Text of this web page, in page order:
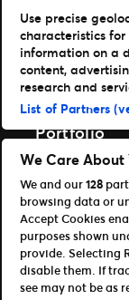
TM1-
Last ned
Ticketmaster
TM1 Reports
TM1 Reports
Portfolio
Ticketmaster
Universe
For
Åpen
Bli affiliate /
Info om API
Use precise
characteristics
information on a
content,
research and
List of Partners
We Care About
We and our128
browsing data or
Accept Cookies
purposes shown
provide. Selecting
disable them. If
see may not be as